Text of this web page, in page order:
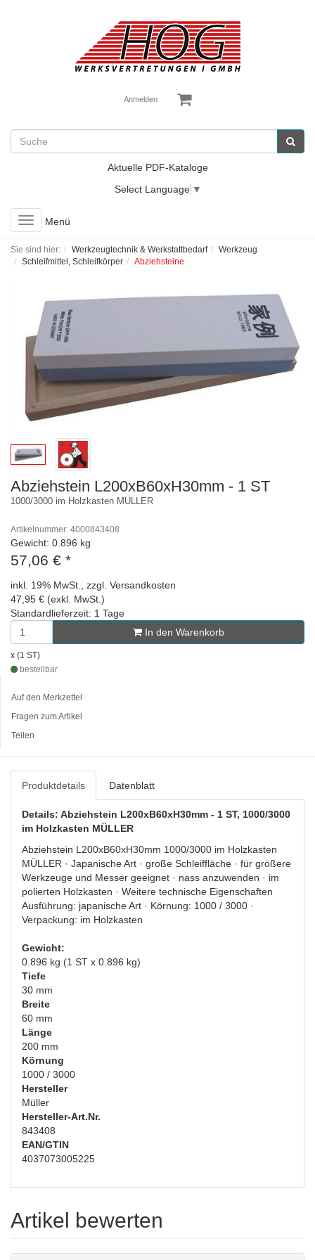
Anmelden
Aktuelle PDF-Kataloge
Select Language ▼
Toggle
navigation
Menü
Sie sind hier: Werkzeugtechnik & Werkstattbedarf
Werkzeug
Schleifmittel, Schleifkörper
Abziehsteine
Abziehstein L200xB60xH30mm - 1 ST
1000/3000 im Holzkasten MÜLLER
Artikelnummer: 4000843408
Gewicht: 0.896 kg
57,06 € *
inkl. 19% MwSt., zzgl. Versandkosten
47,95 € (exkl. MwSt.)
Standardlieferzeit: 1 Tage
In den Warenkorb
x (1 ST)
bestellbar
Auf den Merkzettel
Fragen zum Artikel
Teilen
Produktdetails Datenblatt
Details: Abziehstein L200xB60xH30mm - 1 ST, 1000/3000
im Holzkasten MÜLLER
Abziehstein L200xB60xH30mm 1000/3000 im Holzkasten
MÜLLER · Japanische Art · große Schleiffläche · für größere
Werkzeuge und Messer geeignet · nass anzuwenden · im
polierten Holzkasten · Weitere technische Eigenschaften
Ausführung: japanische Art · Körnung: 1000 / 3000 ·
Verpackung: im Holzkasten
Gewicht:
0.896 kg (1 ST x 0.896 kg)
Tiefe
30 mm
Breite
60 mm
Länge
200 mm
Körnung
1000 / 3000
Hersteller
Müller
Hersteller-Art.Nr.
843408
EAN/GTIN
4037073005225
Artikel bewerten